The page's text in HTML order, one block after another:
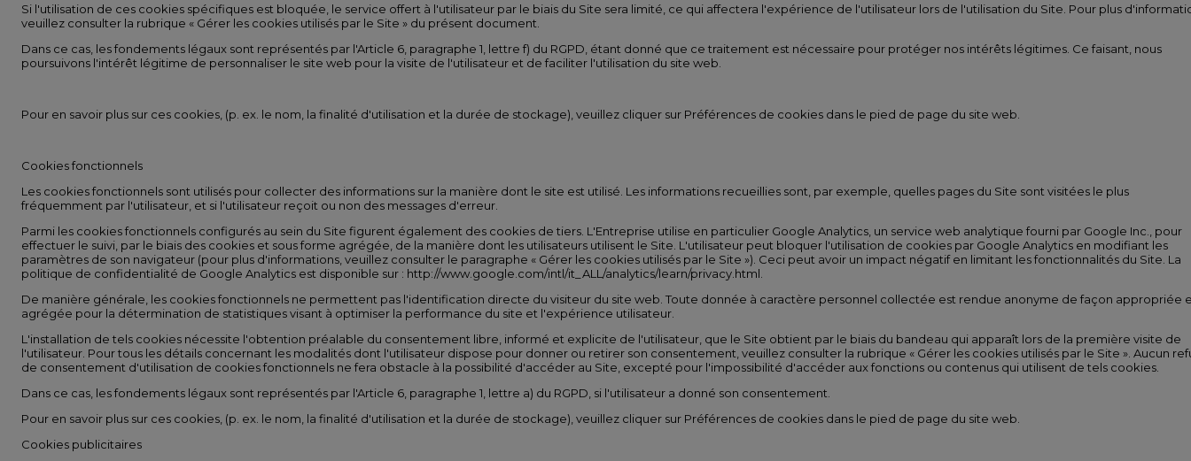
Si l'utilisation de ces cookies spécifiques est bloquée, le service offert à l'utilisateur par le biais du Site sera limité, ce qui affectera l'expérience de l'utilisateur lors de l'utilisation du Site. Pour plus
veuillez consulter la rubrique « Gérer les cookies utilisés par le Site » du présent document.
Dans ce cas, les fondements légaux sont représentés par l'Article 6, paragraphe 1, lettre f) du RGPD, étant donné que ce traitement est nécessaire pour protéger nos intérêts légitimes. Ce faisant, nous
poursuivons l'intérêt légitime de personnaliser le site web pour la visite de l'utilisateur et de faciliter l'utilisation du site web.
Pour en savoir plus sur ces cookies, (p. ex. le nom, la finalité d'utilisation et la durée de stockage), veuillez cliquer sur Préférences de cookies dans le pied de page du site web.
Cookies fonctionnels
Les cookies fonctionnels sont utilisés pour collecter des informations sur la manière dont le site est utilisé. Les informations recueillies sont, par exemple, quelles pages du Site sont visitées le plus
fréquemment par l'utilisateur, et si l'utilisateur reçoit ou non des messages d'erreur.
Parmi les cookies fonctionnels configurés au sein du Site figurent également des cookies de tiers. L'Entreprise utilise en particulier Google Analytics, un service web analytique fourni par Google Inc., pour
effectuer le suivi, par le biais des cookies et sous forme agrégée, de la manière dont les utilisateurs utilisent le Site. L'utilisateur peut bloquer l'utilisation de cookies par Google Analytics en modifiant les
paramètres de son navigateur (pour plus d'informations, veuillez consulter le paragraphe « Gérer les cookies utilisés par le Site »). Ceci peut avoir un impact négatif en limitant les fonctionnalités du Site. La
politique de confidentialité de Google Analytics est disponible sur : http://www.google.com/intl/it_ALL/analytics/learn/privacy.html.
De manière générale, les cookies fonctionnels ne permettent pas l'identification directe du visiteur du site web. Toute donnée à caractère personnel collectée est rendue anonyme de façon appropriée
agrégée pour la détermination de statistiques visant à optimiser la performance du site et l'expérience utilisateur.
L'installation de tels cookies nécessite l'obtention préalable du consentement libre, informé et explicite de l'utilisateur, que le Site obtient par le biais du bandeau qui apparaît lors de la première visite de
l'utilisateur. Pour tous les détails concernant les modalités dont l'utilisateur dispose pour donner ou retirer son consentement, veuillez consulter la rubrique « Gérer les cookies utilisés par le Site ». Aucun
de consentement d'utilisation de cookies fonctionnels ne fera obstacle à la possibilité d'accéder au Site, excepté pour l'impossibilité d'accéder aux fonctions ou contenus qui utilisent de tels cookies.
Dans ce cas, les fondements légaux sont représentés par l'Article 6, paragraphe 1, lettre a) du RGPD, si l'utilisateur a donné son consentement.
Pour en savoir plus sur ces cookies, (p. ex. le nom, la finalité d'utilisation et la durée de stockage), veuillez cliquer sur Préférences de cookies dans le pied de page du site web.
Cookies publicitaires